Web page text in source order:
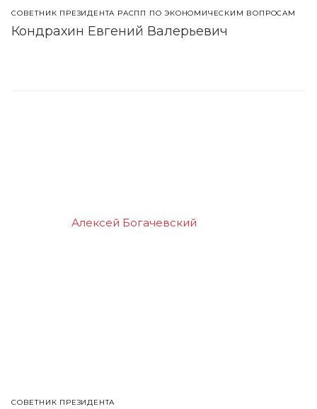
СОВЕТНИК ПРЕЗИДЕНТА РАСПП ПО ЭКОНОМИЧЕСКИМ ВОПРОСАМ
Кондрахин Евгений Валерьевич
СОВЕТНИК ПРЕЗИДЕНТА